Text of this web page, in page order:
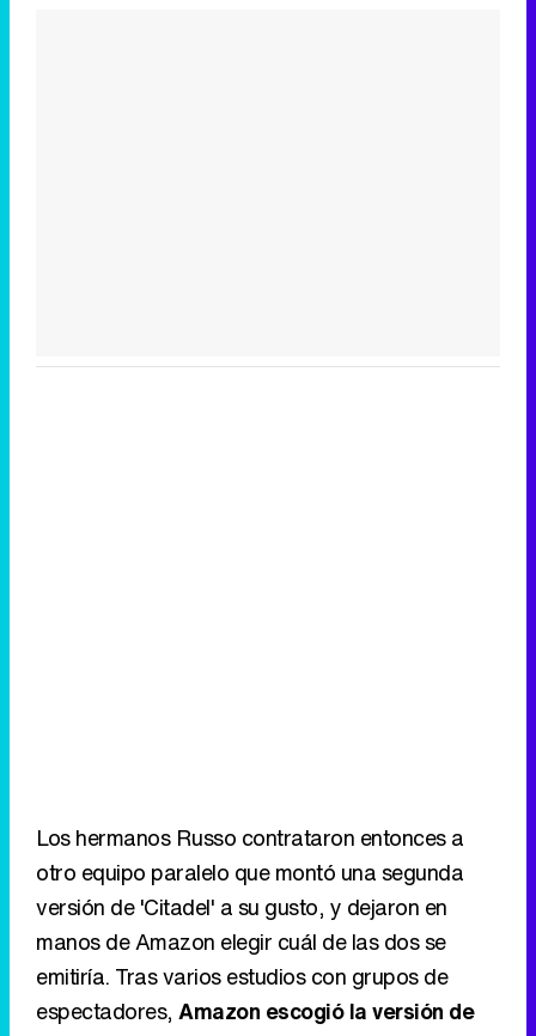
Los hermanos Russo contrataron entonces a
otro equipo paralelo que montó una segunda
versión de 'Citadel' a su gusto, y dejaron en
manos de Amazon elegir cuál de las dos se
emitiría. Tras varios estudios con grupos de
espectadores, Amazon escogió la versión de